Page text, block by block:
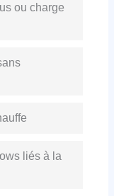
ou charge
liés à la